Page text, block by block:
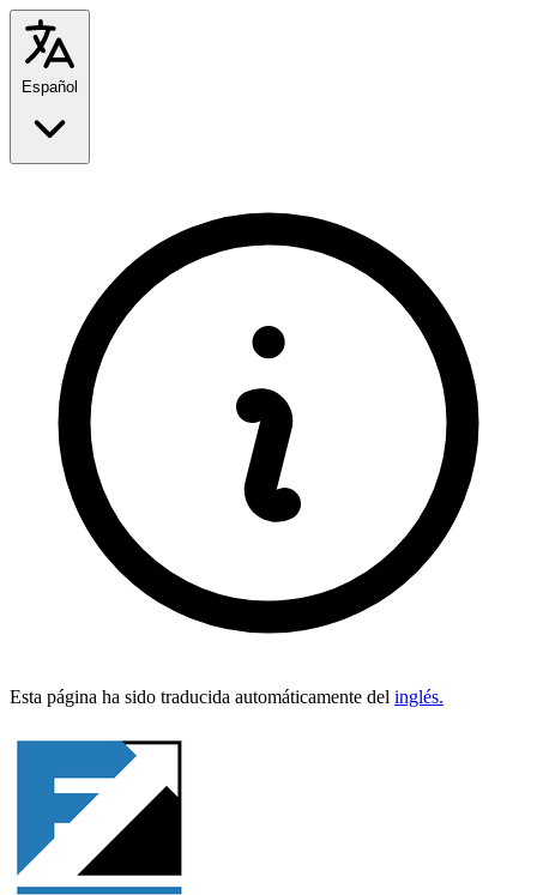
Esta pági­na ha sido tra­duci­da automáti­ca­mente del inglés.